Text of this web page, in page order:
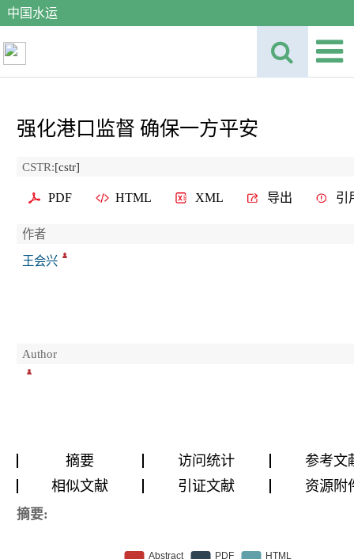
中国水运
强化港口监督 确保一方平安
CSTR:[cstr]
PDF HTML XML 导出 引
作者
王会兴
Author
摘要 访问统计
参考文
相似文献
引证文献 资源附
摘要: